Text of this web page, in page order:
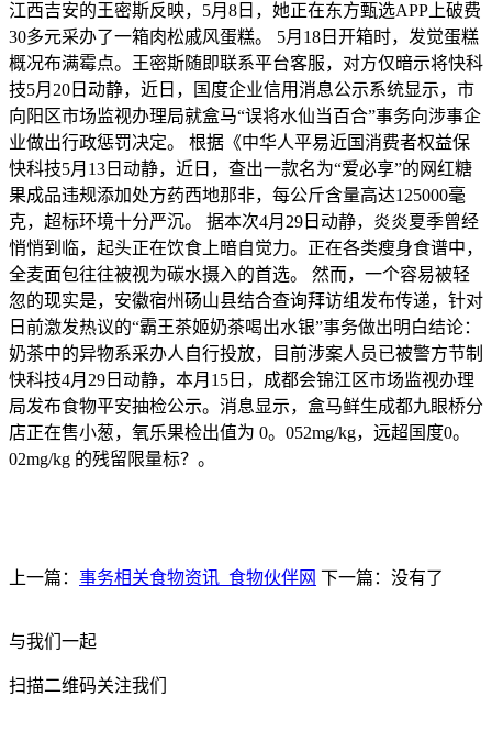
江西吉安的王密斯反映，5月8日，她正在东方甄选APP上破费
30多元采办了一箱肉松戚风蛋糕。 5月18日开箱时，发觉蛋糕
概况布满霉点。王密斯随即联系平台客服，对方仅暗示将快科
技5月20日动静，近日，国度企业信用消息公示系统显示，市
向阳区市场监视办理局就盒马“误将水仙当百合”事务向涉事企
业做出行政惩罚决定。 根据《中华人平易近国消费者权益保
快科技5月13日动静，近日，查出一款名为“爱必享”的网红糖
果成品违规添加处方药西地那非，每公斤含量高达125000毫
克，超标环境十分严沉。 据本次4月29日动静，炎炎夏季曾经
悄悄到临，起头正在饮食上暗自觉力。正在各类瘦身食谱中，
全麦面包往往被视为碳水摄入的首选。 然而，一个容易被轻
忽的现实是，安徽宿州砀山县结合查询拜访组发布传递，针对
日前激发热议的“霸王茶姬奶茶喝出水银”事务做出明白结论：
奶茶中的异物系采办人自行投放，目前涉案人员已被警方节制
快科技4月29日动静，本月15日，成都会锦江区市场监视办理
局发布食物平安抽检公示。消息显示，盒马鲜生成都九眼桥分
店正在售小葱，氧乐果检出值为 0。052mg/kg，远超国度0。
02mg/kg 的残留限量标？。
上一篇： 事务相关食物资讯_食物伙伴网 下一篇：没有了
与我们一起
扫描二维码关注我们